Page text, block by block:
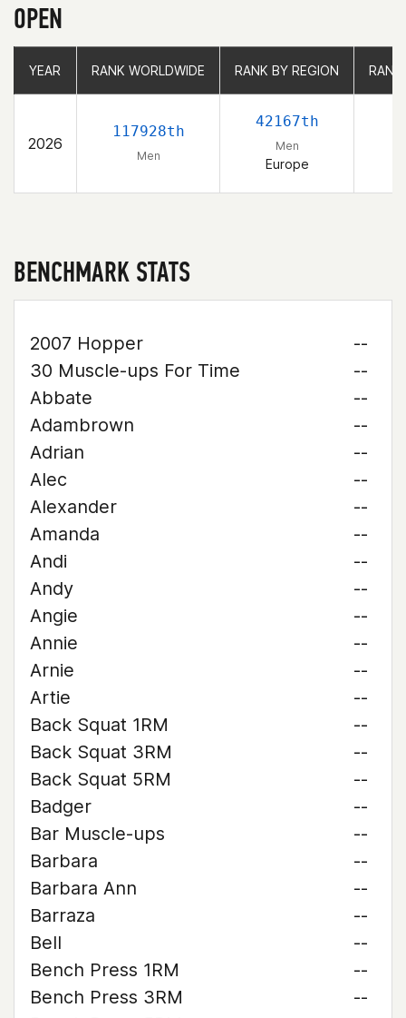
OPEN
YEAR RANK WORLDWIDE RANK BY REGION
2026
117928th
Men
42167th
Men
Europe
YEAR RANK WORLDWIDE RANK BY REGION
BENCHMARK STATS
2007 Hopper
--
30 Muscle-ups For Time
--
Abbate
--
Adambrown
--
Adrian
--
Alec
--
Alexander
--
Amanda
--
Andi
--
Andy
--
Angie
--
Annie
--
Arnie
--
Artie
--
Back Squat 1RM
--
Back Squat 3RM
--
Back Squat 5RM
--
Badger
--
Bar Muscle-ups
--
Barbara
--
Barbara Ann
--
Barraza
--
Bell
--
Bench Press 1RM
--
Bench Press 3RM
--